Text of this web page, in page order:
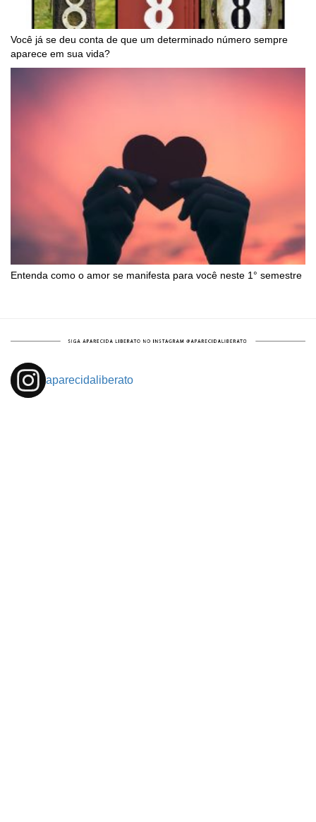
Você já se deu conta de que um determinado número sempre
aparece em sua vida?
Entenda como o amor se manifesta para você neste 1° semestre
aparecidaliberato